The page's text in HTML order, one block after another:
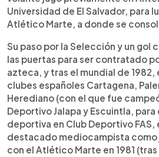
Universidad de El Salvador, para
Atlético Marte, a donde se
Su paso por la Selección y un gol
las puertas para ser contratado
azteca, y tras el mundial de 1982,
clubes españoles Cartagena,
Herediano (con el que fue
Deportivo Jalapa y Escuintla,
deportiva en Club Deportivo FAS,
destacado mediocampista como
con el Atlético Marte en 1981